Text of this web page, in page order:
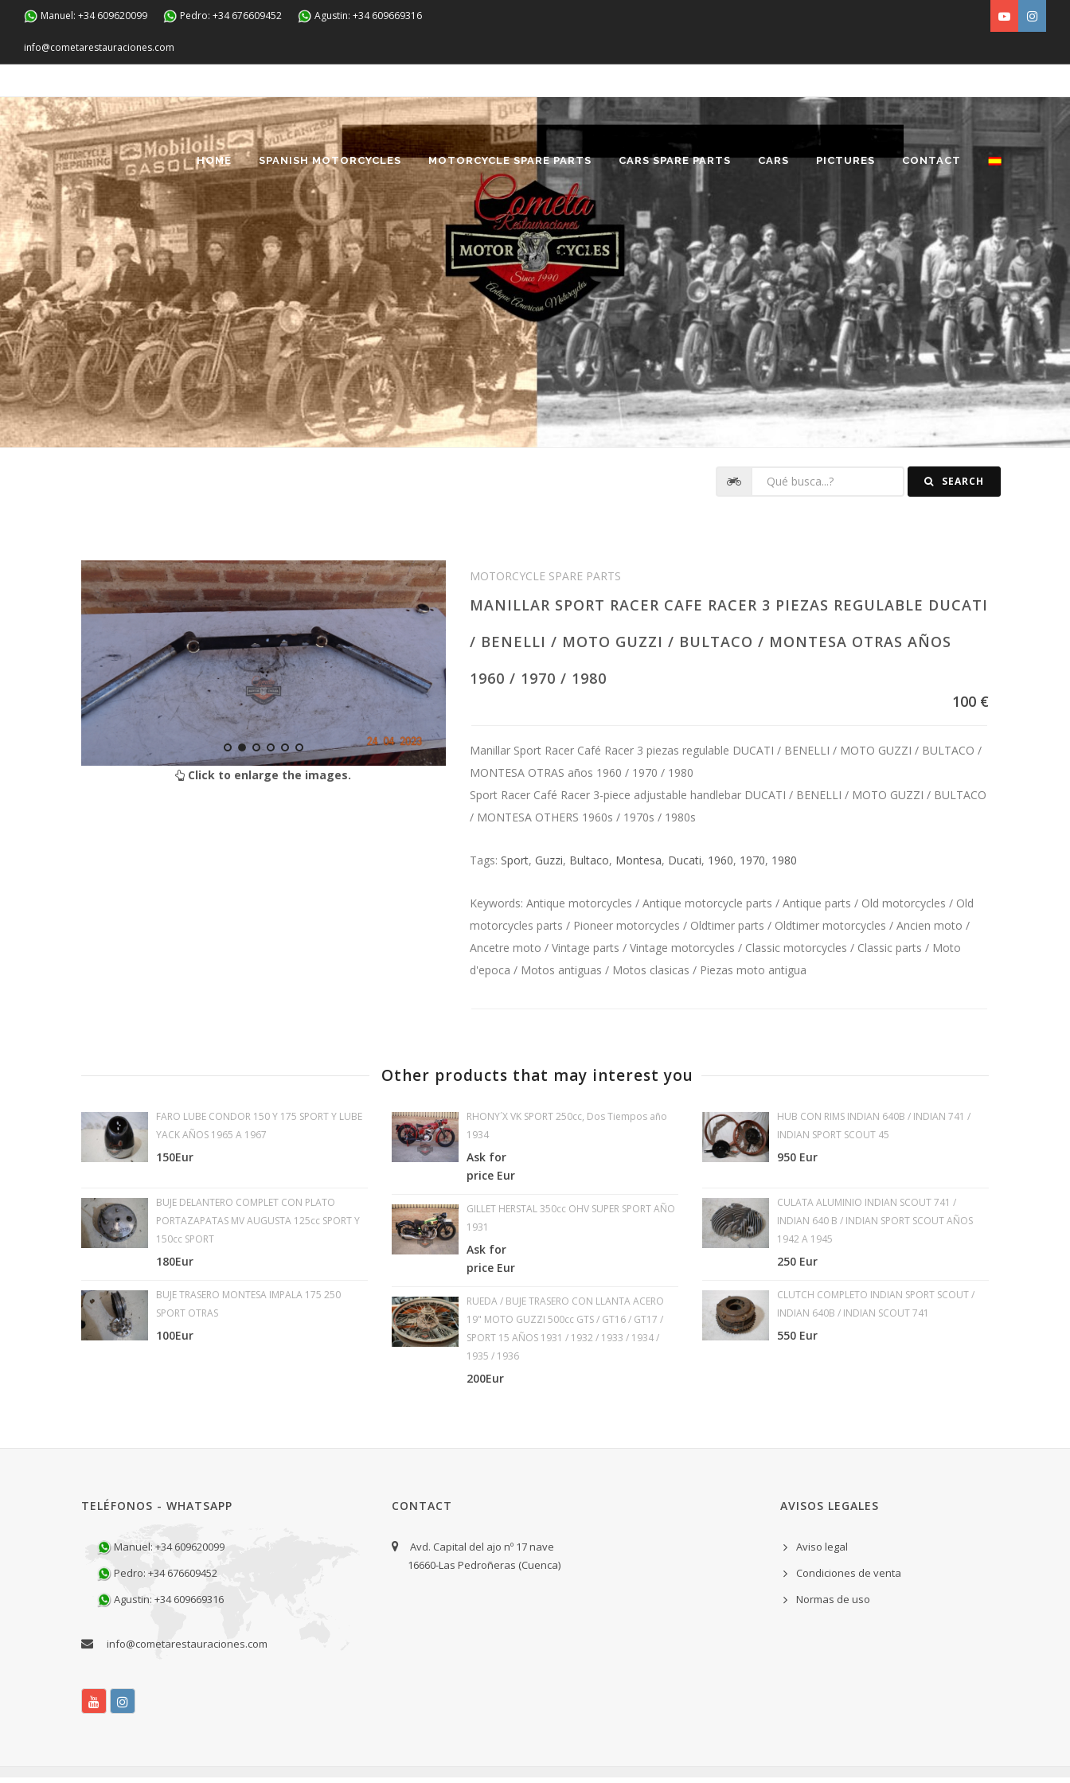
Manuel: +34 609620099 Pedro: +34 676609452 Agustin: +34 609669316
info@cometarestauraciones.com
HOME SPANISH MOTORCYCLES MOTORCYCLE SPARE PARTS CARS SPARE PARTS CARS PICTURES CONTACT
SEARCH
Click to enlarge the images.
MOTORCYCLE SPARE PARTS
MANILLAR SPORT RACER CAFE RACER 3 PIEZAS REGULABLE DUCATI
/ BENELLI / MOTO GUZZI / BULTACO / MONTESA OTRAS AÑOS
1960 / 1970 / 1980
100 €
Manillar Sport Racer Café Racer 3 piezas regulable DUCATI / BENELLI / MOTO GUZZI / BULTACO /
MONTESA OTRAS años 1960 / 1970 / 1980
Sport Racer Café Racer 3-piece adjustable handlebar DUCATI / BENELLI / MOTO GUZZI / BULTACO
/ MONTESA OTHERS 1960s / 1970s / 1980s
Tags: Sport, Guzzi, Bultaco, Montesa, Ducati, 1960, 1970, 1980
Keywords: Antique motorcycles / Antique motorcycle parts / Antique parts / Old motorcycles / Old
motorcycles parts / Pioneer motorcycles / Oldtimer parts / Oldtimer motorcycles / Ancien moto /
Ancetre moto / Vintage parts / Vintage motorcycles / Classic motorcycles / Classic parts / Moto
d'epoca / Motos antiguas / Motos clasicas / Piezas moto antigua
Other products that may interest you
FARO LUBE CONDOR 150 Y 175 SPORT Y LUBE
YACK AÑOS 1965 A 1967
150Eur
BUJE DELANTERO COMPLET CON PLATO
PORTAZAPATAS MV AUGUSTA 125cc SPORT Y
150cc SPORT
180Eur
BUJE TRASERO MONTESA IMPALA 175 250
SPORT OTRAS
100Eur
RHONY´X VK SPORT 250cc, Dos Tiempos año
1934
Ask for
price Eur
GILLET HERSTAL 350cc OHV SUPER SPORT AÑO
1931
Ask for
price Eur
RUEDA / BUJE TRASERO CON LLANTA ACERO
19" MOTO GUZZI 500cc GTS / GT16 / GT17 /
SPORT 15 AÑOS 1931 / 1932 / 1933 / 1934 /
1935 / 1936
200Eur
HUB CON RIMS INDIAN 640B / INDIAN 741 /
INDIAN SPORT SCOUT 45
950 Eur
CULATA ALUMINIO INDIAN SCOUT 741 /
INDIAN 640 B / INDIAN SPORT SCOUT AÑOS
1942 A 1945
250 Eur
CLUTCH COMPLETO INDIAN SPORT SCOUT /
INDIAN 640B / INDIAN SCOUT 741
550 Eur
TELÉFONOS - WHATSAPP
Manuel: +34 609620099
Pedro: +34 676609452
Agustin: +34 609669316
info@cometarestauraciones.com
CONTACT
Avd. Capital del ajo nº 17 nave
16660-Las Pedroñeras (Cuenca)
AVISOS LEGALES
Aviso legal
Condiciones de venta
Normas de uso